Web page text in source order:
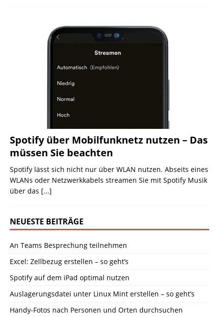
Spotify über Mobilfunknetz nutzen – Das
müssen Sie beachten
Spotify lässt sich nicht nur über WLAN nutzen. Abseits eines
WLANs oder Netzwerkkabels streamen Sie mit Spotify Musik
über das [...]
NEUESTE BEITRÄGE
An Teams Besprechung teilnehmen
Excel: Zellbezug erstellen – so geht’s
Spotify auf dem iPad optimal nutzen
Auslagerungsdatei unter Linux Mint erstellen – so geht’s
Handy-Fotos nach Personen und Orten durchsuchen